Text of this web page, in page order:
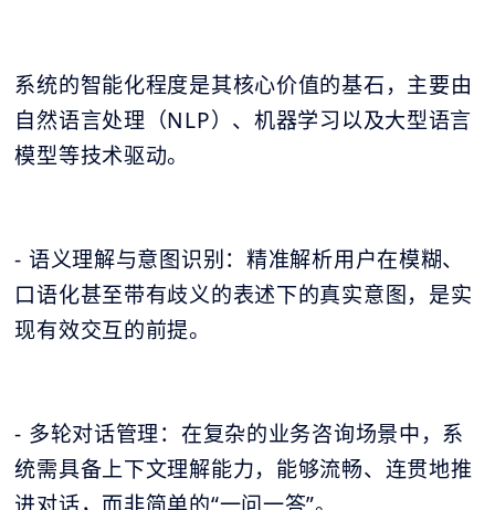
系统的智能化程度是其核心价值的基石，主要由
自然语言处理（NLP）、机器学习以及大型语言
模型等技术驱动。
- 语义理解与意图识别：精准解析用户在模糊、
口语化甚至带有歧义的表述下的真实意图，是实
现有效交互的前提。
- 多轮对话管理：在复杂的业务咨询场景中，系
统需具备上下文理解能力，能够流畅、连贯地推